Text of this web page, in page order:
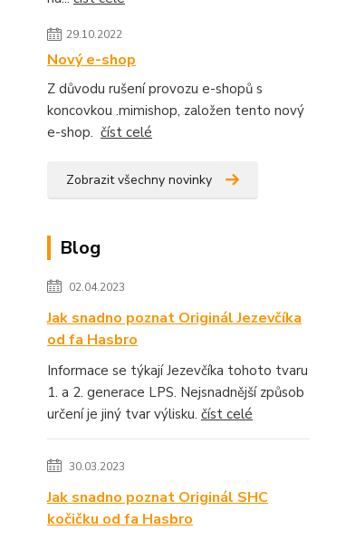
29.10.2022
Nový e-shop
Z důvodu rušení provozu e-shopů s
koncovkou .mimishop, založen tento nový
e-shop. číst celé
Zobrazit všechny novinky
Blog
02.04.2023
Jak snadno poznat Originál Jezevčíka
od fa Hasbro
Informace se týkají Jezevčíka tohoto tvaru
1. a 2. generace LPS. Nejsnadnější způsob
určení je jiný tvar výlisku. číst celé
30.03.2023
Jak snadno poznat Originál SHC
kočičku od fa Hasbro